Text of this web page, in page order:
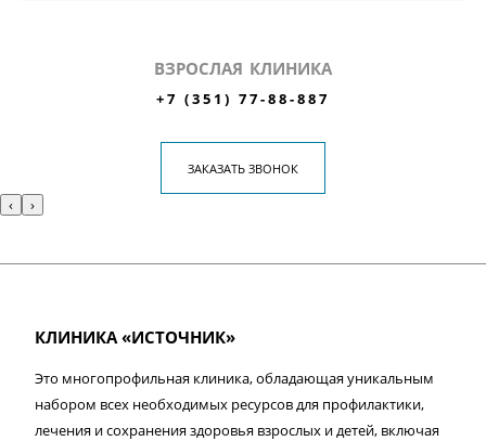
ВЗРОСЛАЯ КЛИНИКА
+7 (351) 77-88-887
ЗАКАЗАТЬ ЗВОНОК
‹ ›
КЛИНИКА «ИСТОЧНИК»
Это многопрофильная клиника, обладающая уникальным
набором всех необходимых ресурсов для профилактики,
лечения и сохранения здоровья взрослых и детей, включая